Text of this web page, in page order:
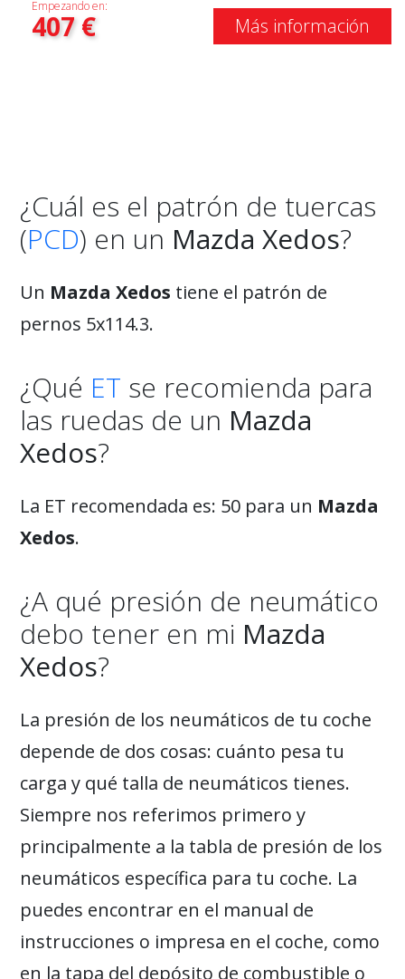
Empezando en:
407€ Más información
¿Cuál es el patrón de tuercas
(PCD) en un Mazda Xedos?
Un Mazda Xedos tiene el patrón de
pernos 5x114.3.
¿Qué ET se recomienda para
las ruedas de un Mazda
Xedos?
La ET recomendada es: 50 para un Mazda
Xedos.
¿A qué presión de neumático
debo tener en mi Mazda
Xedos?
La presión de los neumáticos de tu coche
depende de dos cosas: cuánto pesa tu
carga y qué talla de neumáticos tienes.
Siempre nos referimos primero y
principalmente a la tabla de presión de los
neumáticos específica para tu coche. La
puedes encontrar en el manual de
instrucciones o impresa en el coche, como
en la tapa del depósito de combustible o